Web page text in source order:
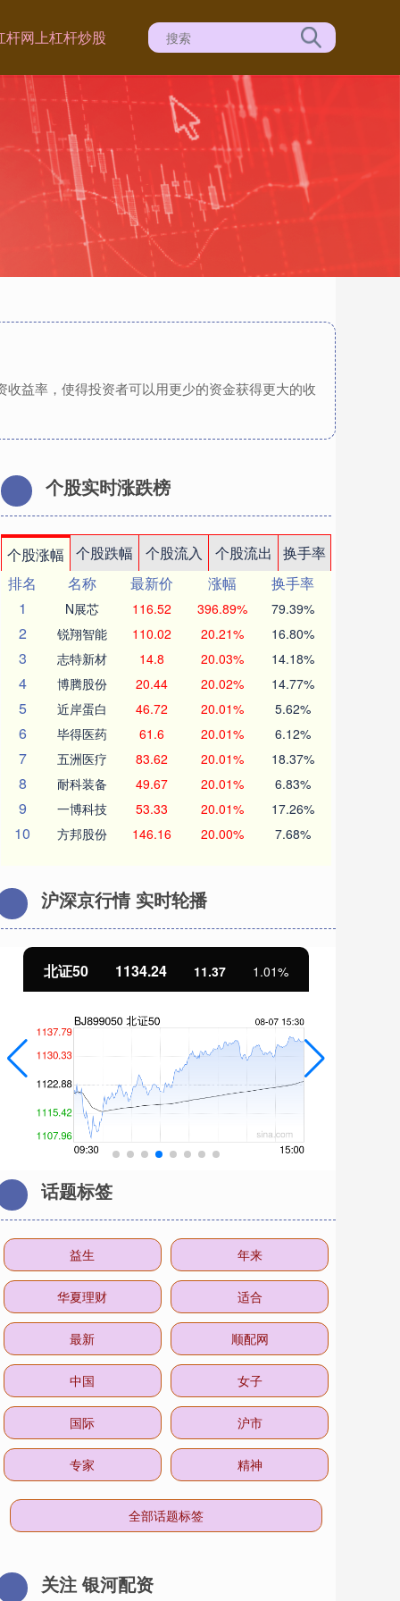
杆网上杠杆炒股
益率，使得投资者可以用更少的资金获得更大的收
个股实时涨跌榜
个股涨幅 个股跌幅 个股流入 个股流出
换手率
排名
名称 最新价 涨幅
换手率
1
N展芯 116.52 396.89% 79.39%
2 锐翔智能 110.02 20.21% 16.80%
3 志特新材 14.8 20.03% 14.18%
4 博腾股份 20.44 20.02% 14.77%
5 近岸蛋白 46.72 20.01% 5.62%
6 毕得医药 61.6 20.01% 6.12%
7 五洲医疗 83.62 20.01% 18.37%
8 耐科装备 49.67 20.01% 6.83%
9 一博科技 53.33 20.01% 17.26%
10 方邦股份 146.16 20.00% 7.68%
沪深京行情 实时轮播
北证50 1134.24 11.37 1.01%
话题标签
益生 年来
华夏理财 适合
最新 顺配网
中国 女子
国际 沪市
专家 精神
全部话题标签
关注 银河配资